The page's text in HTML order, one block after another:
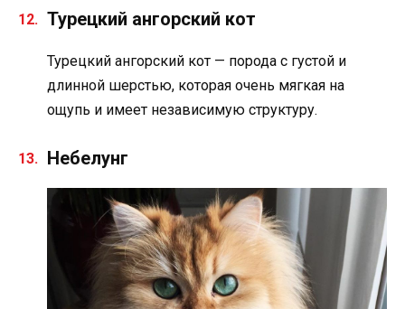
Турецкий ангорский кот
Турецкий ангорский кот — порода с густой и
длинной шерстью, которая очень мягкая на
ощупь и имеет независимую структуру.
Небелунг